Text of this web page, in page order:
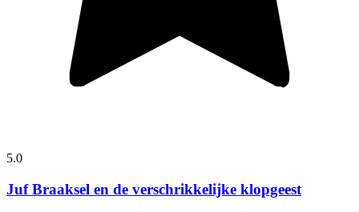
5.0
Juf Braaksel en de verschrikkelijke klopgeest